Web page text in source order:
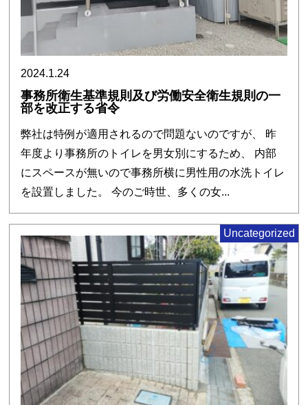
2024.1.24
事務所衛生基準規則及び労働安全衛生規則の一
部を改正する省令
弊社は特例が適用されるので問題ないのですが、 昨
年度より事務所のトイレを男女別にするため、 内部
にスペースが無いので事務所横に男性用の水洗トイレ
を設置しました。 今のご時世、多くの女...
Uncategorized